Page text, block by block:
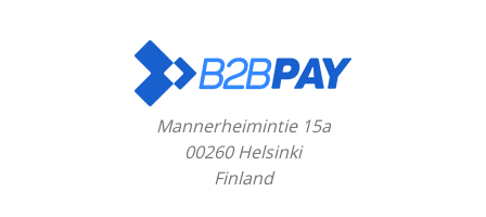
Mannerheimintie 15a
00260 Helsinki
Finland